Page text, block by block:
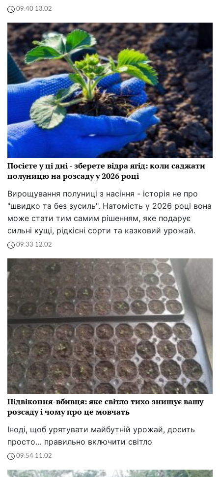
09:40 13.02
Посієте у ці дні - зберете відра ягід: коли саджати
полуницю на розсаду у 2026 році
Вирощування полуниці з насіння - історія не про
"швидко та без зусиль". Натомість у 2026 році вона
може стати тим самим рішенням, яке подарує
сильні кущі, рідкісні сорти та казковий урожай.
09:33 12.02
Підвіконня-вбивця: яке світло тихо знищує вашу
розсаду і чому про це мовчать
Іноді, щоб урятувати майбутній урожай, досить
просто… правильно включити світло
09:54 11.02